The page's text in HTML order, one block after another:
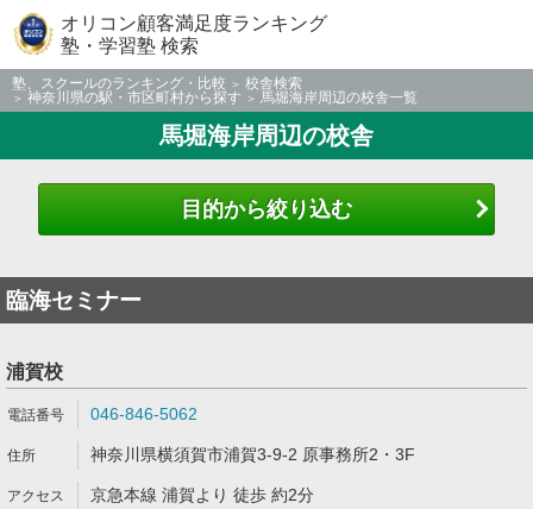
オリコン顧客満足度ランキング
塾・学習塾 検索
塾、スクールのランキング・比較
校舎検索
神奈川県の駅・市区町村から探す
馬堀海岸周辺の校舎一覧
馬堀海岸周辺の校舎
目的から絞り込む
臨海セミナー
浦賀校
046-846-5062
神奈川県横須賀市浦賀3-9-2 原事務所2・3F
京急本線 浦賀より 徒歩 約2分